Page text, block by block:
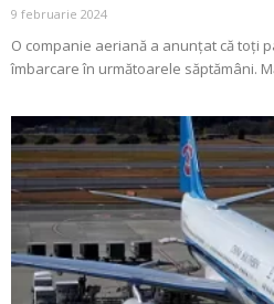
9 februarie 2024
O companie aeriană a anunțat că toți
îmbarcare în următoarele săptămâni.